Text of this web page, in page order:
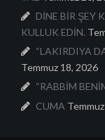
DİNE BİR ŞEY
KULLUK EDİN.
“LAKIRDIYA
Temmuz 18, 2026
“RABBİM
CUMA